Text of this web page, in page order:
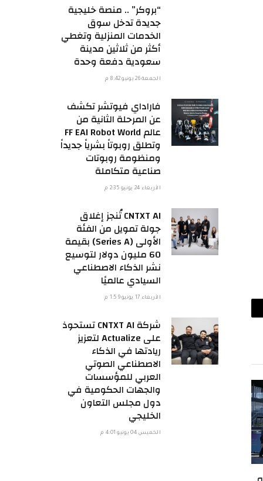
“بروكر” .. منصة خليجية
جديدة تدخل سوق
الخدمات المنزلية وتغطي
أكثر من ثلاثين مدينة
سعودية دفعة وحدة
الجمعة 26 يونيو 8:42 م
فاراداي فيوتشر تكشف
عن المرحلة الثانية من
عالم FF EAI Robot World
وتطلق روبوتاً بشرياً جديداً
ومنظومة روبوتات
صناعية متكاملة
الأربعاء 24 يونيو 2:35 م
CNTXT AI تُنجز إغلاق
جولة تمويل من الفئة
الأولى (Series A) بقيمة
60 مليون دولار لتوسيع
نشر الذكاء الاصطناعي
السيادي عالميًا
الأربعاء 17 يونيو 1:59 م
شركة CNTXT AI تستحوذ
على Actualize لتعزيز
ريادتها في الذكاء
الاصطناعي الصوتي
العربي للمؤسسات
والجهات الحكومية في
دول مجلس التعاون
الخليجي
الخميس 04 يونيو 4:01 م